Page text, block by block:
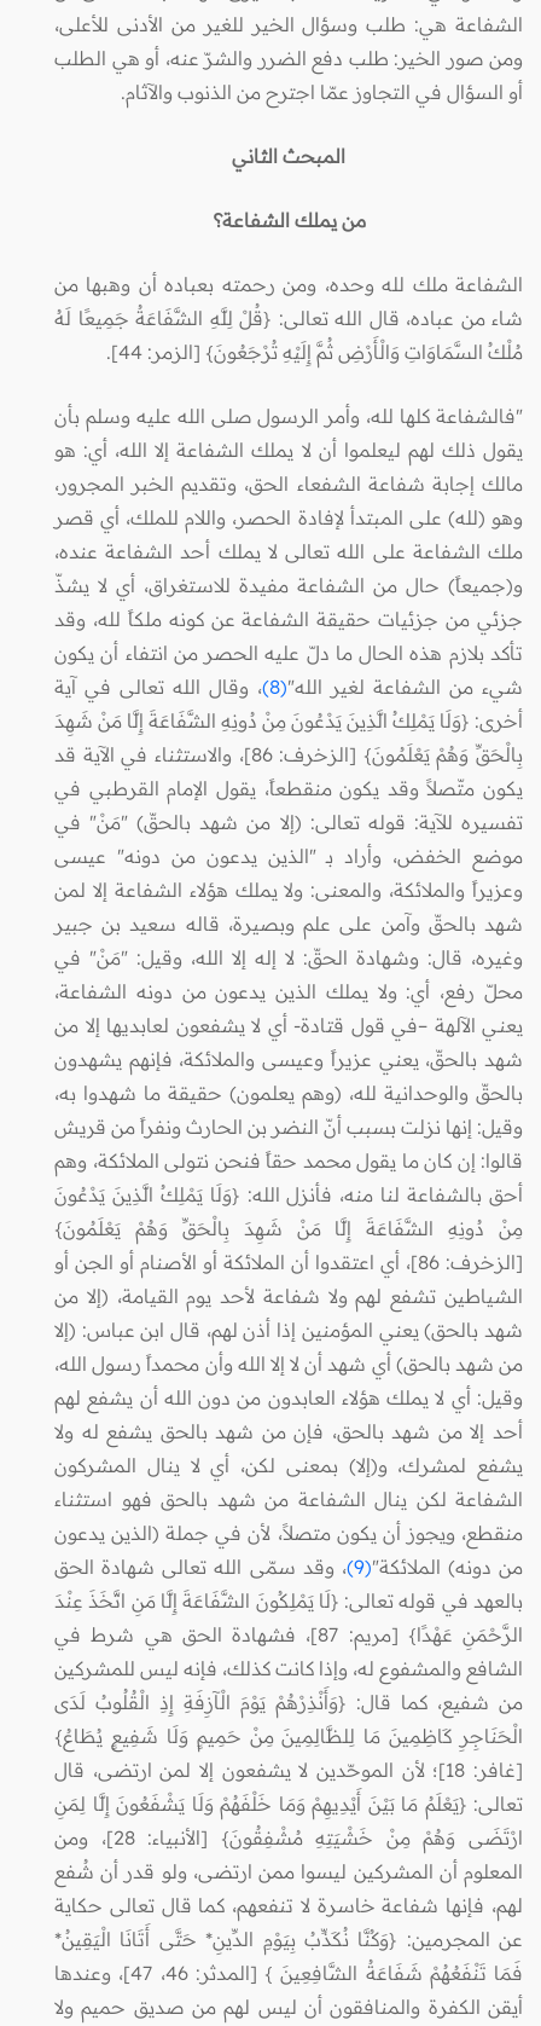
الشفاعة هي: طلب وسؤال الخير للغير من الأدنى للأعلى،
ومن صور الخير: طلب دفع الضرر والشرّ عنه، أو هي الطلب
أو السؤال في التجاوز عمّا اجترح من الذنوب والآثام.
المبحث الثاني
من يملك الشفاعة؟
الشفاعة ملك لله وحده، ومن رحمته بعباده أن وهبها من
شاء من عباده، قال الله تعالى: {قُلْ لِلَّهِ الشَّفَاعَةُ جَمِيعًا لَهُ
مُلْكُ السَّمَاوَاتِ وَالْأَرْضِ ثُمَّ إِلَيْهِ تُرْجَعُونَ} [الزمر: 44].
"فالشفاعة كلها لله، وأمر الرسول صلى الله عليه وسلم بأن
يقول ذلك لهم ليعلموا أن لا يملك الشفاعة إلا الله، أي: هو
مالك إجابة شفاعة الشفعاء الحق، وتقديم الخبر المجرور،
وهو (لله) على المبتدأ لإفادة الحصر، واللام للملك، أي قصر
ملك الشفاعة على الله تعالى لا يملك أحد الشفاعة عنده،
و(جميعاً) حال من الشفاعة مفيدة للاستغراق، أي لا يشذّ
جزئي من جزئيات حقيقة الشفاعة عن كونه ملكاً لله، وقد
تأكد بلازم هذه الحال ما دلّ عليه الحصر من انتفاء أن يكون
شيء من الشفاعة لغير الله"(8)
، وقال الله تعالى في آية
أخرى: {وَلَا يَمْلِكُ الَّذِينَ يَدْعُونَ مِنْ دُونِهِ الشَّفَاعَةَ إِلَّا مَنْ شَهِدَ
بِالْحَقِّ وَهُمْ يَعْلَمُونَ} [الزخرف: 86]، والاستثناء في الآية قد
يكون متّصلاً وقد يكون منقطعاً، يقول الإمام القرطبي في
تفسيره للآية: قوله تعالى: (إلا من شهد بالحقّ) "مَنْ" في
موضع الخفض، وأراد بـ "الذين يدعون من دونه" عيسى
وعزيراً والملائكة، والمعنى: ولا يملك هؤلاء الشفاعة إلا لمن
شهد بالحقّ وآمن على علم وبصيرة، قاله سعيد بن جبير
وغيره، قال: وشهادة الحقّ: لا إله إلا الله، وقيل: "مَنْ" في
محلّ رفع، أي: ولا يملك الذين يدعون من دونه الشفاعة،
يعنـي الآلهة –في قول قتادة- أي لا يشفعون لعابديها إلا من
شهد بالحقّ، يعني عزيراً وعيسى والملائكة، فإنهم يشهدون
بالحقّ والوحدانية لله، (وهم يعلمون) حقيقة ما شهدوا به،
وقيل: إنها نزلت بسبب أنّ النضر بن الحارث ونفراً من قريش
قالوا: إن كان ما يقول محمد حقاً فنحن نتولى الملائكة، وهم
أحق بالشفاعة لنا منه، فأنزل الله: {وَلَا يَمْلِكُ الَّذِينَ يَدْعُونَ
مِنْ دُونِهِ الشَّفَاعَةَ إِلَّا مَنْ شَهِدَ بِالْحَقِّ وَهُمْ يَعْلَمُونَ}
[الزخرف: 86]، أي اعتقدوا أن الملائكة أو الأصنام أو الجن أو
الشياطين تشفع لهم ولا شفاعة لأحد يوم القيامة، (إلا من
شهد بالحق) يعني المؤمنين إذا أذن لهم، قال ابن عباس: (إلا
من شهد بالحق) أي شهد أن لا إلا الله وأن محمداً رسول الله،
وقيل: أي لا يملك هؤلاء العابدون من دون الله أن يشفع لهم
أحد إلا من شهد بالحق، فإن من شهد بالحق يشفع له ولا
يشفع لمشرك، و(إلا) بمعنى لكن، أي لا ينال المشركون
الشفاعة لكن ينال الشفاعة من شهد بالحق فهو استثناء
منقطع، ويجوز أن يكون متصلاً، لأن في جملة (الذين يدعون
من دونه) الملائكة"(9)
، وقد سمّى الله تعالى شهادة الحق
بالعهد في قوله تعالى: {لَا يَمْلِكُونَ الشَّفَاعَةَ إِلَّا مَنِ اتَّخَذَ عِنْدَ
الرَّحْمَنِ عَهْدًا} [مريم: 87]، فشهادة الحق هي شرط في
الشافع والمشفوع له، وإذا كانت كذلك، فإنه ليس للمشركين
من شفيع، كما قال: {وَأَنْذِرْهُمْ يَوْمَ الْآزِفَةِ إِذِ الْقُلُوبُ لَدَى
الْحَنَاجِرِ كَاظِمِينَ مَا لِلظَّالِمِينَ مِنْ حَمِيمٍ وَلَا شَفِيعٍ يُطَاعُ}
[غافر: 18]؛ لأن الموحّدين لا يشفعون إلا لمن ارتضى، قال
تعالى: {يَعْلَمُ مَا بَيْنَ أَيْدِيهِمْ وَمَا خَلْفَهُمْ وَلَا يَشْفَعُونَ إِلَّا لِمَنِ
ارْتَضَى وَهُمْ مِنْ خَشْيَتِهِ مُشْفِقُونَ} [الأنبياء: 28]، ومن
المعلوم أن المشركين ليسوا ممن ارتضى، ولو قدر أن شُفع
لهم، فإنها شفاعة خاسرة لا تنفعهم، كما قال تعالى حكاية
عن المجرمين: {وَكُنَّا نُكَذِّبُ بِيَوْمِ الدِّينِ* حَتَّى أَتَانَا الْيَقِينُ*
فَمَا تَنْفَعُهُمْ شَفَاعَةُ الشَّافِعِينَ } [المدثر: 46، 47]، وعندها
أيقن الكفرة والمنافقون أن ليس لهم من صديق حميم ولا